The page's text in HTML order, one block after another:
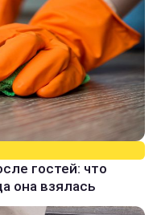
гостей: что
она взялась